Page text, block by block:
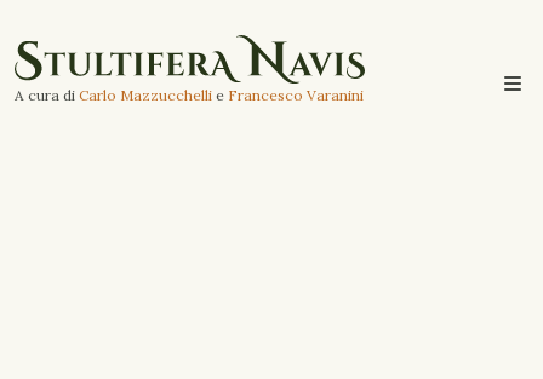
A cura di Carlo Mazzucchelli e Francesco Varanini